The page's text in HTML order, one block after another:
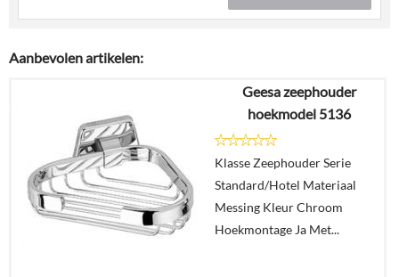
Aanbevolen artikelen:
Geesa zeephouder
hoekmodel 5136
Klasse Zeephouder Serie
Standard/Hotel Materiaal
Messing Kleur Chroom
Hoekmontage Ja Met...